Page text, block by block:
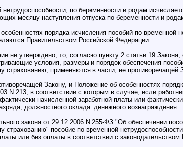
по беременности и родам
месяцу наступления отпуска по беременности и
порядка исчисления пособий по
Правительством Российской Федерации.
не утверждено, то, согласно пункту 2 статьи 19
условия, размеры и порядок обеспечения
страхованию, применяются в части, не противоречащей
Закону, и Положение об особенностях
N 213, в соответствии с которым в случае, если
начисленной заработной платы или
должностного оклада, денежного вознаграждения.
закона от 29.12.2006 N 255-ФЗ "Об обеспечении
пособие по временной
или без оплаты в соответствии с законодательством